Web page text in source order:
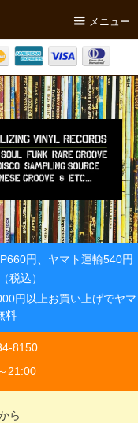
メニュー
円、ヤマト運輸540円
税込）
円以上お買い上げでヤマ
料
8150
21:00
ら